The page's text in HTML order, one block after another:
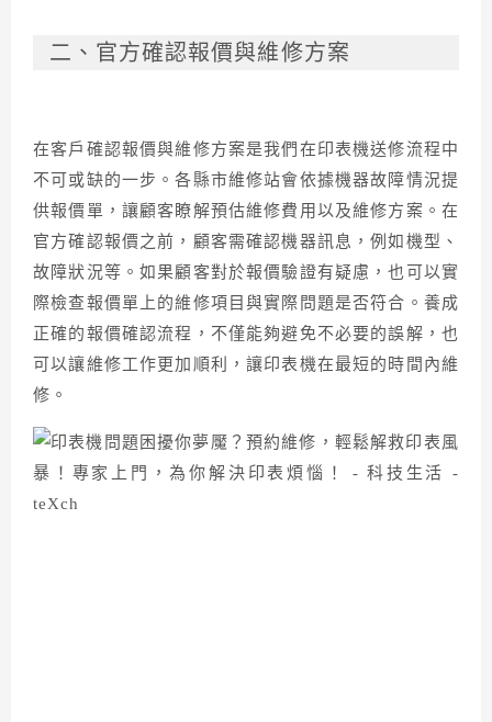
二、官方確認報價與維修方案
在客戶確認報價與維修方案是我們在印表機送修流程中
不可或缺的一步。各縣市維修站會依據機器故障情況提
供報價單，讓顧客瞭解預估維修費用以及維修方案。在
官方確認報價之前，顧客需確認機器訊息，例如機型、
故障狀況等。如果顧客對於報價驗證有疑慮，也可以實
際檢查報價單上的維修項目與實際問題是否符合。養成
正確的報價確認流程，不僅能夠避免不必要的誤解，也
可以讓維修工作更加順利，讓印表機在最短的時間內維
修。